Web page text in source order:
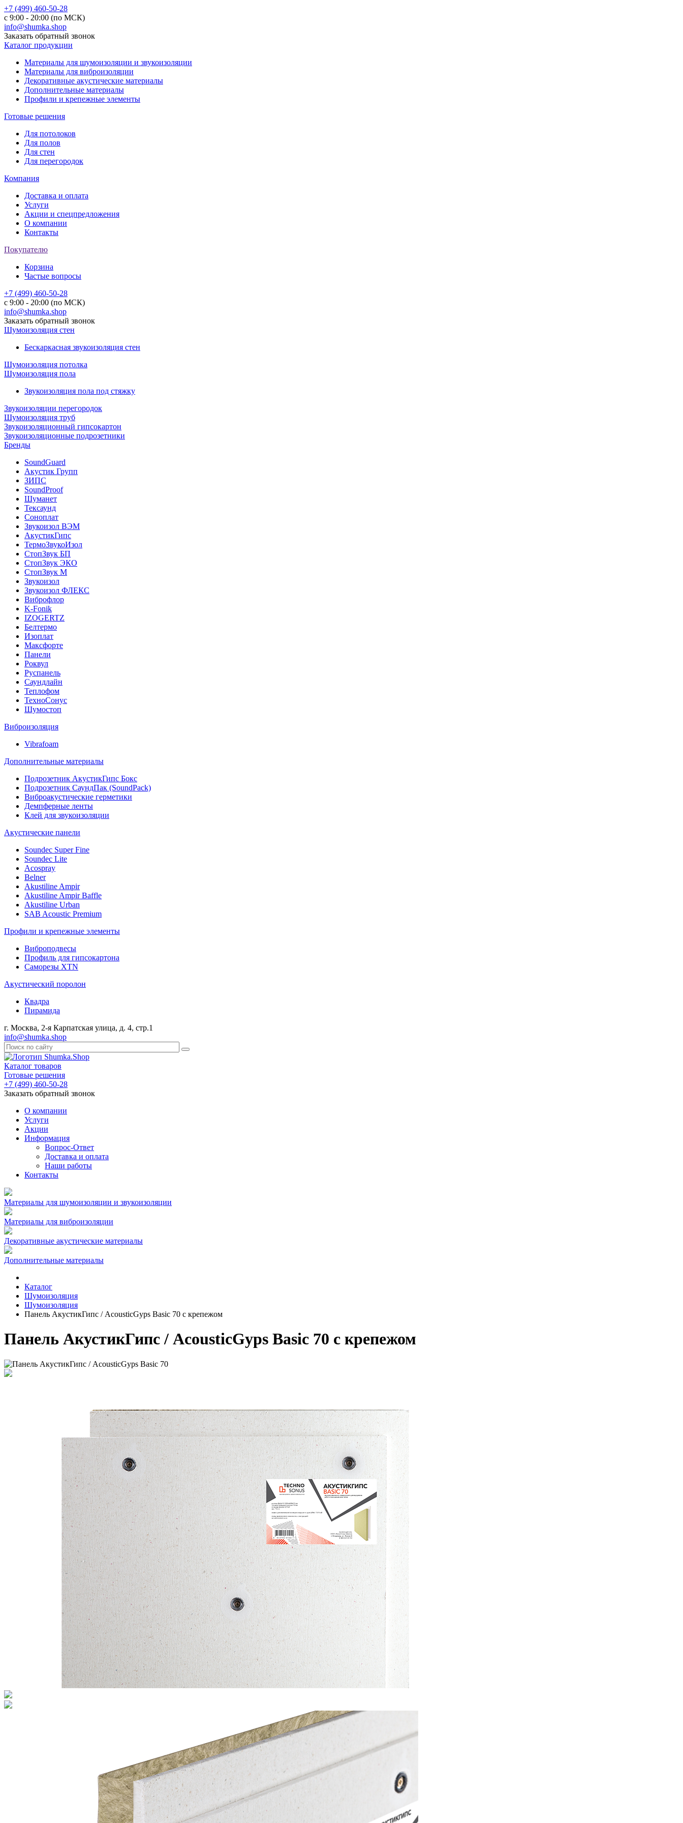
+7 (499) 460-50-28
с 9:00 - 20:00 (по МСК)
info@shumka.shop
Заказать обратный звонок
Каталог продукции
Материалы для шумоизоляции и звукоизоляции
Материалы для виброизоляции
Декоративные акустические материалы
Дополнительные материалы
Профили и крепежные элементы
Готовые решения
Для потолоков
Для полов
Для стен
Для перегородок
Компания
Доставка и оплата
Услуги
Акции и спецпредложения
О компании
Контакты
Покупателю
Корзина
Частые вопросы
+7 (499) 460-50-28
с 9:00 - 20:00 (по МСК)
info@shumka.shop
Заказать обратный звонок
Шумоизоляция стен
Бескаркасная звукоизоляция стен
Шумоизоляция потолка
Шумоизоляция пола
Звукоизоляция пола под стяжку
Звукоизоляции перегородок
Шумоизоляция труб
Звукоизоляционный гипсокартон
Звукоизоляционные подрозетники
Бренды
SoundGuard
Акустик Групп
ЗИПС
SoundProof
Шуманет
Тексаунд
Соноплат
Звукоизол ВЭМ
АкустикГипс
ТермоЗвукоИзол
СтопЗвук БП
СтопЗвук ЭКО
СтопЗвук М
Звукоизол
Звукоизол ФЛЕКС
Виброфлор
K-Fonik
IZOGERTZ
Белтермо
Изоплат
Максфорте
Панели
Роквул
Руспанель
Саундлайн
Теплофом
ТехноСонус
Шумостоп
Виброизоляция
Vibrafoam
Дополнительные материалы
Подрозетник АкустикГипс Бокс
Подрозетник СаундПак (SoundPack)
Виброакустические герметики
Демпферные ленты
Клей для звукоизоляции
Акустические панели
Soundec Super Fine
Soundec Lite
Acospray
Belner
Akustiline Ampir
Akustiline Ampir Baffle
Akustiline Urban
SAB Acoustic Premium
Профили и крепежные элементы
Виброподвесы
Профиль для гипсокартона
Саморезы XTN
Акустический поролон
Квадра
Пирамида
г. Москва, 2-я Карпатская улица, д. 4, стр.1
info@shumka.shop
Каталог товаров
Готовые решения
+7 (499) 460-50-28
Заказать обратный звонок
О компании
Услуги
Акции
Информация
Вопрос-Ответ
Доставка и оплата
Наши работы
Контакты
Материалы для шумоизоляции и звукоизоляции
Материалы для виброизоляции
Декоративные акустические материалы
Дополнительные материалы
Каталог
Шумоизоляция
Шумоизоляция
Панель АкустикГипс / AcousticGyps Basic 70 с крепежом
Панель АкустикГипс / AcousticGyps Basic 70 с крепежом